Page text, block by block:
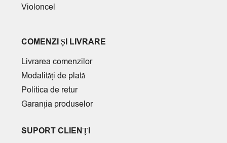
Violoncel
COMENZI ȘI LIVRARE
Livrarea comenzilor
Modalități de plată
Politica de retur
Garanția produselor
SUPORT CLIENȚI